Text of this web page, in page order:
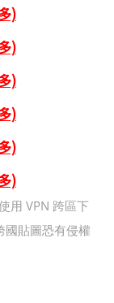
)
)
)
)
)
)
用 VPN 跨區下
國貼圖恐有侵權